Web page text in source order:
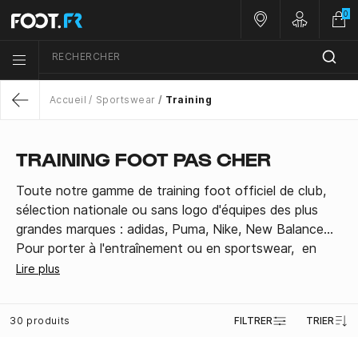
Menu list icon
RECHERCHER
Nos magasins
Customer
0
Accueil Sportswear Training
TRAINING FOOT PAS CHER
Toute notre gamme de training foot officiel de club,
sélection nationale ou sans logo d'équipes des plus
grandes marques : adidas, Puma, Nike, New Balance...
Pour porter à l'entraînement ou en sportswear, en
ensemble, ou juste le sweat ou juste le training pant,
Lire plus
30 produits FILTRER TRIER